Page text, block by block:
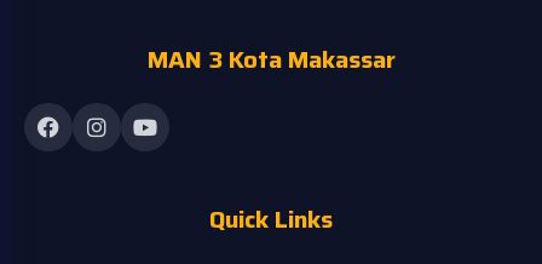
MAN 3 Kota Makassar
Quick Links